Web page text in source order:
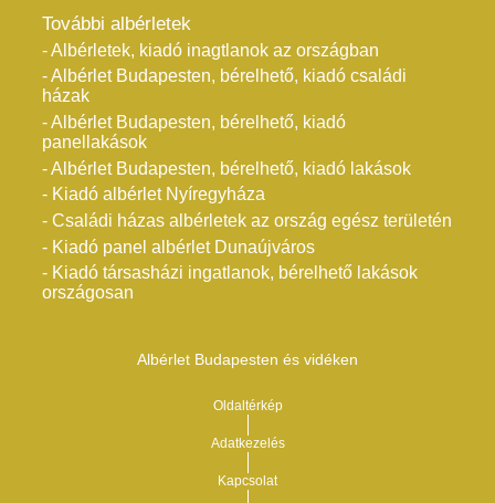
További albérletek
- Albérletek, kiadó inagtlanok az országban
- Albérlet Budapesten, bérelhető, kiadó családi
házak
- Albérlet Budapesten, bérelhető, kiadó
panellakások
- Albérlet Budapesten, bérelhető, kiadó lakások
- Kiadó albérlet Nyíregyháza
- Családi házas albérletek az ország egész területén
- Kiadó panel albérlet Dunaújváros
- Kiadó társasházi ingatlanok, bérelhető lakások
országosan
Albérlet Budapesten és vidéken
Oldaltérkép
Adatkezelés
Kapcsolat